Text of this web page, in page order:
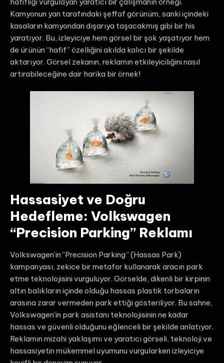
Kamyonun yan tarafındaki şeffaf görünüm, sanki içindeki
kasaların kamyondan dışarıya taşacakmış gibi bir his
yaratıyor. Bu, izleyiciye hem görsel bir şok yaşatıyor hem
de ürünün “hafif” özelliğini akılda kalıcı bir şekilde
aktarıyor. Görsel zekanın, reklamın etkileyiciliğini nasıl
artırabileceğine dair harika bir örnek!
Hassasiyet ve Doğru
Hedefleme: Volkswagen
“Precision Parking” Reklamı
Volkswagen’in “Precision Parking” (Hassas Park)
kampanyası, zekice bir metafor kullanarak aracın park
etme teknolojisini vurguluyor. Görselde, dikenli bir kirpinin
altın balıkların içinde olduğu hassas plastik torbaların
arasına zarar vermeden park ettiği gösteriliyor. Bu sahne,
Volkswagen’in park asistanı teknolojisinin ne kadar
hassas ve güvenli olduğunu eğlenceli bir şekilde anlatıyor.
Reklamın mizahi yaklaşımı ve yaratıcı görseli, teknoloji ve
hassasiyetin mükemmel uyumunu vurgularken izleyiciye